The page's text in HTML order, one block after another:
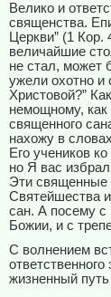
Велико и
священства.
Церкви” (1
величайшие
не стал, может
ужели охотно и
Христовой?”
немощному, как
священного
нахожу в
Его учеников
но Я вас
Эти священные
Святейшества
сан. А посему с
Божии, и с
С волнением
жизненный